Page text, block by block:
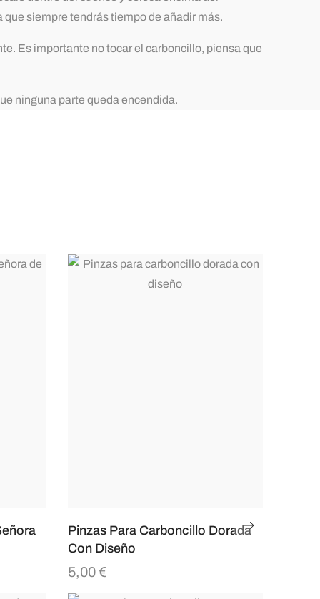
siempre tendrás tiempo de añadir más.
Es importante no tocar el carboncillo, piensa que
ninguna parte queda encendida.
Pinzas Para Carboncillo Dorada
Con Diseño
5,00€